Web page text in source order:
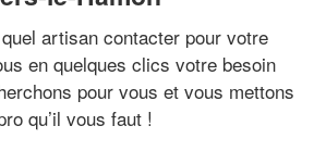
artisan contacter pour votre
en quelques clics votre besoin
pour vous et vous mettons
qu’il vous faut !